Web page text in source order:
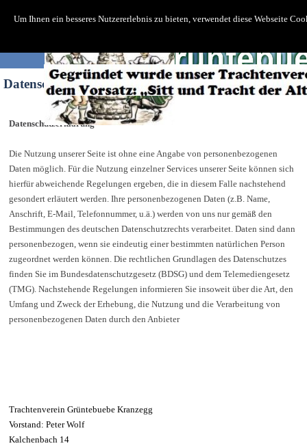
Um Ihnen ein besseres Nutzererlebnis zu bieten, verwendet diese Webseite
Datenschutzerklärung
Datenschutzerklärung
Die Nutzung unserer Seite ist ohne eine Angabe von personenbezogenen
Daten möglich. Für die Nutzung einzelner Services unserer Seite können sich
hierfür abweichende Regelungen ergeben, die in diesem Falle nachstehend
gesondert erläutert werden. Ihre personenbezogenen Daten (z.B. Name,
Anschrift, E-Mail, Telefonnummer, u.ä.) werden von uns nur gemäß den
Bestimmungen des deutschen Datenschutzrechts verarbeitet. Daten sind dann
personenbezogen, wenn sie eindeutig einer bestimmten natürlichen Person
zugeordnet werden können. Die rechtlichen Grundlagen des Datenschutzes
finden Sie im Bundesdatenschutzgesetz (BDSG) und dem Telemediengesetz
(TMG). Nachstehende Regelungen informieren Sie insoweit über die Art, den
Umfang und Zweck der Erhebung, die Nutzung und die Verarbeitung von
personenbezogenen Daten durch den Anbieter
Trachtenverein Grüntebuebe Kranzegg
Vorstand: Peter Wolf
Kalchenbach 14